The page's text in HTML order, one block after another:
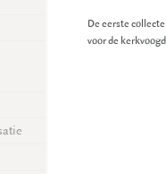
De eerste
voor de